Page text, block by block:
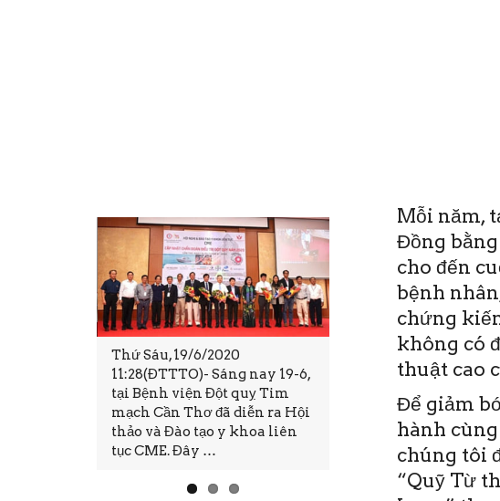
Sáng nay 19-6,
viện Đột quỵ Tim
Cần Thơ đã diễn ra Hội
Đào tạo y khoa liên
Trong cuộc đời, ai cũng mong
có cuộc sống đầy đủ, hạnh
phúc và bình an. Tuy nhiên,
không phải lúc nào mong
ước đó cũng là hiện thực.
Nhất …
Bệnh
mạch
“Quỹ Từ
(BN)
ĐBSCL”.
không vì
Mỗi năm,
Đồng
cho đến
bệnh
chứng
không có
thuật cao
Để giảm
hành
chúng tôi
“Quỹ Từ